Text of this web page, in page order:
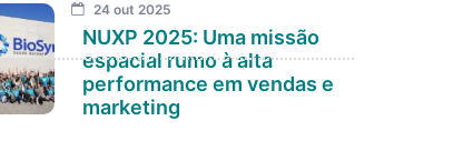
24 out 2025
NUXP 2025: Uma missão
espacial rumo à alta
performance em vendas e
marketing